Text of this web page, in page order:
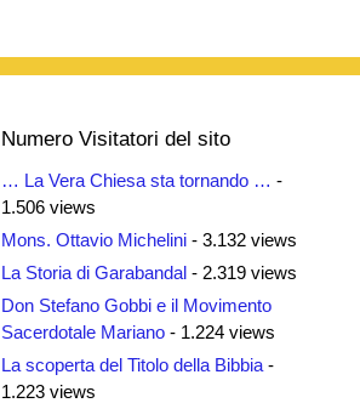
Numero Visitatori del sito
… La Vera Chiesa sta tornando … -
1.506 views
Mons. Ottavio Michelini - 3.132 views
La Storia di Garabandal - 2.319 views
Don Stefano Gobbi e il Movimento
Sacerdotale Mariano - 1.224 views
La scoperta del Titolo della Bibbia -
1.223 views